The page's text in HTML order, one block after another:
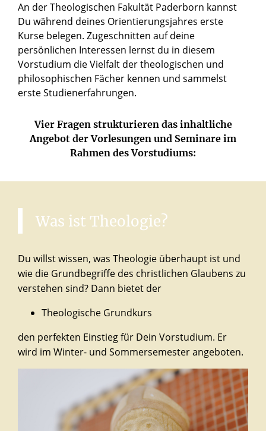
An der Theologischen Fakultät Paderborn kannst
Du während deines Orientierungsjahres erste
Kurse belegen. Zugeschnitten auf deine
persönlichen Interessen lernst du in diesem
Vorstudium die Vielfalt der theologischen und
philosophischen Fächer kennen und sammelst
erste Studienerfahrungen.
Vier Fragen strukturieren das inhaltliche
Angebot der Vorlesungen und Seminare im
Rahmen des Vorstudiums:
Was ist Theologie?
Du willst wissen, was Theologie überhaupt ist und
wie die Grundbegriffe des christlichen Glaubens zu
verstehen sind? Dann bietet der
Theologische Grundkurs
den perfekten Einstieg für Dein Vorstudium. Er
wird im Winter- und Sommersemester angeboten.